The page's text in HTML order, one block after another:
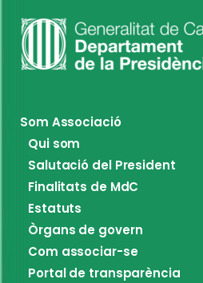
Som Associació
Qui som
Salutació del President
Finalitats de MdC
Estatuts
Òrgans de govern
Com associar-se
Portal de transparència